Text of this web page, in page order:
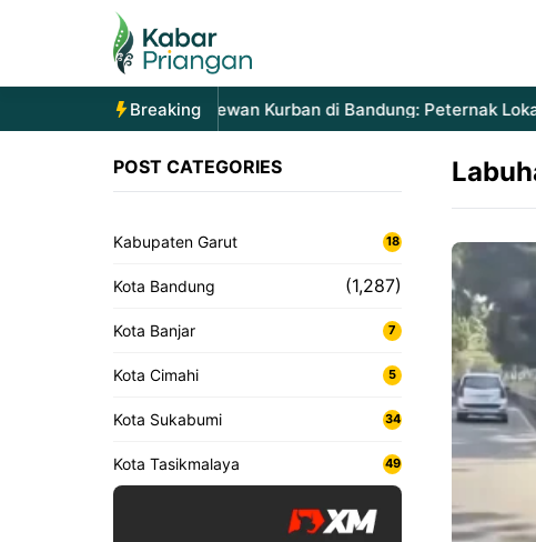
Breaking
Lonjakan Permintaan Hewan Kurban di Bandung: Peternak
POST CATEGORIES
Kabupaten Garut 18
Kota Bandung (1,287)
Kota Banjar 7
Kota Cimahi 5
Kota Sukabumi 34
Kota Tasikmalaya 49